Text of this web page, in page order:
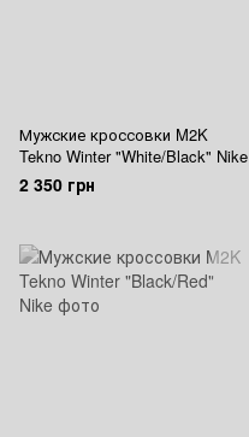
Мужские кроссовки M2K
Tekno Winter "White/Black" Nike
2 350 грн